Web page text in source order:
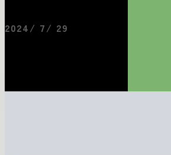
2024/ 7/ 29